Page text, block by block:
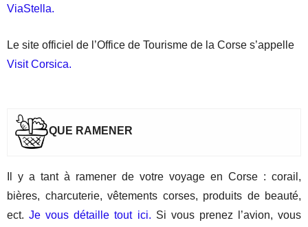
ViaStella.
Le site officiel de l’Office de Tourisme de la Corse s’appelle
Visit Corsica.
QUE RAMENER
Il y a tant à ramener de votre voyage en Corse : corail,
bières, charcuterie, vêtements corses, produits de beauté,
ect.Je vous détaille tout ici. Si vous prenez l’avion, vous